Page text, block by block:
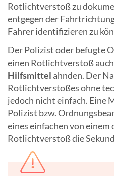
Rotlichtverstoß zu
entgegen der
Fahrer identifizieren zu
Der Polizist oder befugte
einen Rotlichtverstoß auch
Hilfsmittel ahnden. Der
Rotlichtverstoßes ohne
jedoch nicht einfach. Eine
Polizist bzw.
eines einfachen von
Rotlichtverstoß die